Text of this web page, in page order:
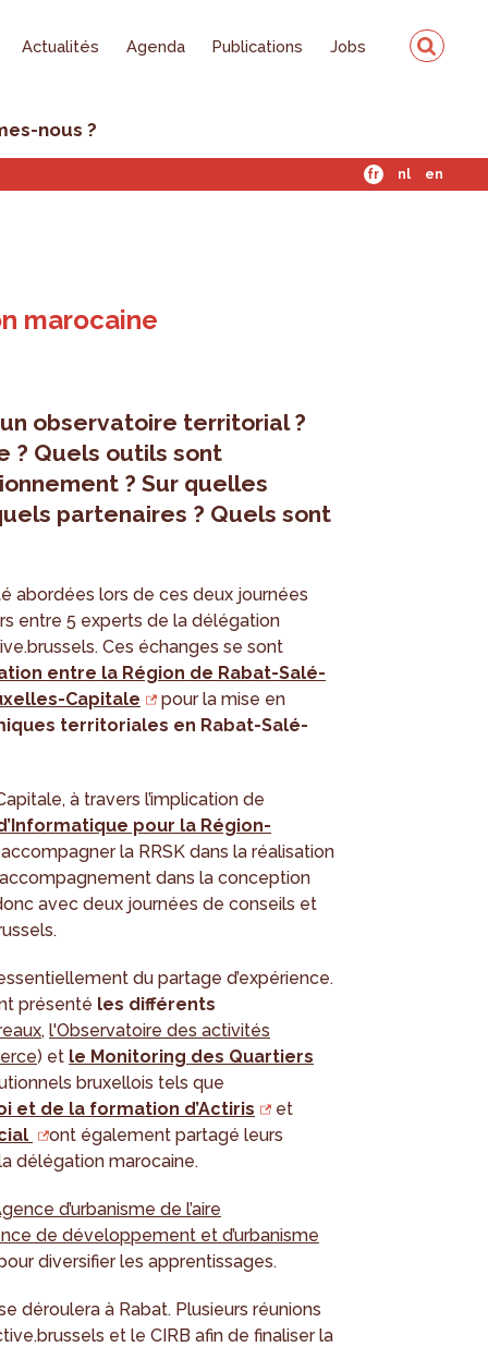
Actualités Agenda Publications Jobs
nous ?
fr nl en
marocaine
observatoire territorial ?
? Quels outils sont
? Sur quelles
partenaires ? Quels sont
abordées lors de ces deux journées
entre 5 experts de la délégation
Ces échanges se sont
entre la Région de Rabat-Salé-
Capitale
pour la mise en
territoriales en Rabat-Salé-
à travers l’implication de
pour la Région-
la RRSK dans la réalisation
dans la conception
avec deux journées de conseils et
du partage d’expérience.
présenté les différents
,l'Observatoire des activités
) et le Monitoring des Quartiers
bruxellois tels que
et de la formation d’Actiris
et
ont également partagé leurs
délégation marocaine.
d’urbanisme de l’aire
de développement et d’urbanisme
diversifier les apprentissages.
déroulera à Rabat. Plusieurs réunions
et le CIRB afin de finaliser la